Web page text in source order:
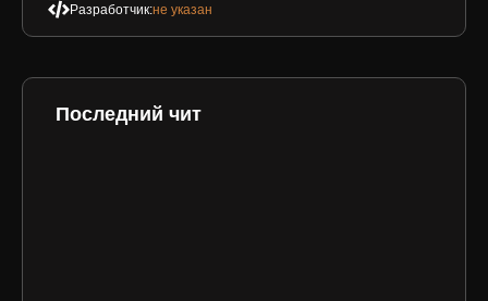
Разработчик:не указан
Последний чит